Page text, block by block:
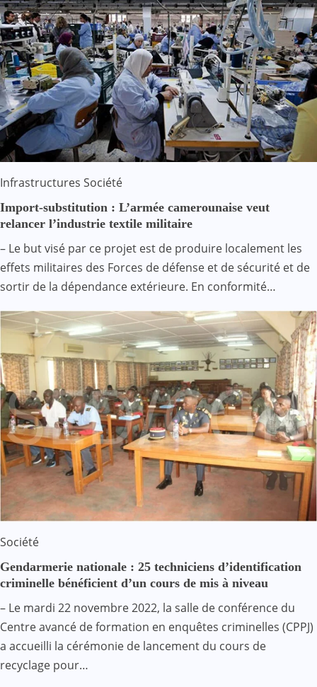
Infrastructures Société
Import-substitution : L’armée camerounaise veut
relancer l’industrie textile militaire
– Le but visé par ce projet est de produire localement les
effets militaires des Forces de défense et de sécurité et de
sortir de la dépendance extérieure. En conformité…
Société
Gendarmerie nationale : 25 techniciens d’identification
criminelle bénéficient d’un cours de mis à niveau
– Le mardi 22 novembre 2022, la salle de conférence du
Centre avancé de formation en enquêtes criminelles (CPPJ)
a accueilli la cérémonie de lancement du cours de
recyclage pour…